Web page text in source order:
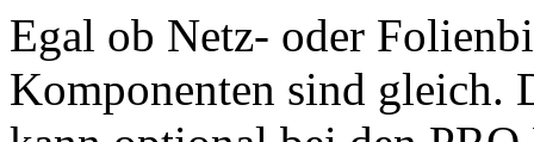
Egal ob Netz- oder
Komponenten sind gleich.